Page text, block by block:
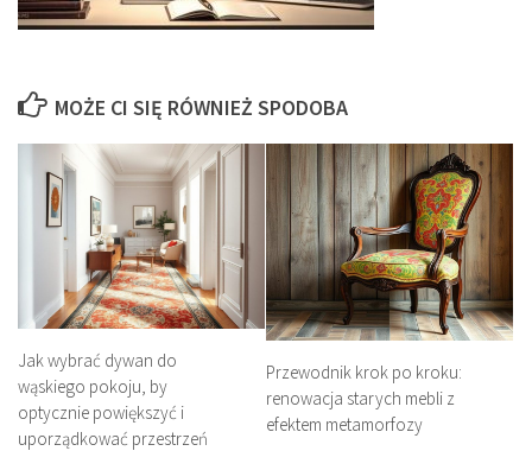
MOŻE CI SIĘ RÓWNIEŻ SPODOBA
Jak wybrać dywan do
wąskiego pokoju, by
optycznie powiększyć i
uporządkować przestrzeń
Przewodnik krok po kroku:
renowacja starych mebli z
efektem metamorfozy